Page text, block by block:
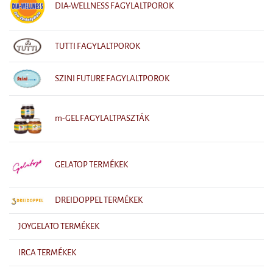
DIA-WELLNESS FAGYLALTPOROK
TUTTI FAGYLALTPOROK
SZINI FUTURE FAGYLALTPOROK
m-GEL FAGYLALTPASZTÁK
GELATOP TERMÉKEK
DREIDOPPEL TERMÉKEK
JOYGELATO TERMÉKEK
IRCA TERMÉKEK